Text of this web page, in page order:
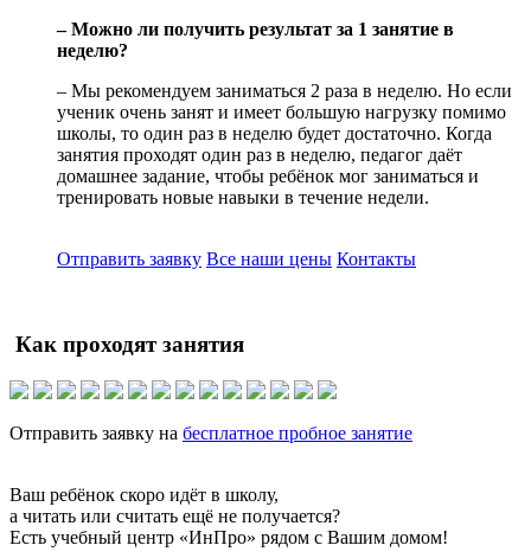
– Можно ли получить результат за 1 занятие в
неделю?
– Мы рекомендуем заниматься 2 раза в неделю. Но если
ученик очень занят и имеет большую нагрузку помимо
школы, то один раз в неделю будет достаточно. Когда
занятия проходят один раз в неделю, педагог даёт
домашнее задание, чтобы ребёнок мог заниматься и
тренировать новые навыки в течение недели.
Отправить заявку Все наши цены Контакты
Как проходят занятия
Отправить заявку на бесплатное пробное занятие
Ваш ребёнок скоро идёт в школу,
а читать или считать ещё не получается?
Есть учебный центр «ИнПро» рядом с Вашим домом!